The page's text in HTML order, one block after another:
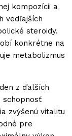
kompozícii a
vedľajších
steroidy.
konkrétne na
metabolizmus
z ďalších
schopnosť
zvýšenú vitalitu
pre